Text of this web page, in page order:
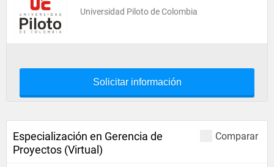
Universidad Piloto de Colombia
Solicitar información
Comparar
Especialización en Gerencia de
Proyectos (Virtual)